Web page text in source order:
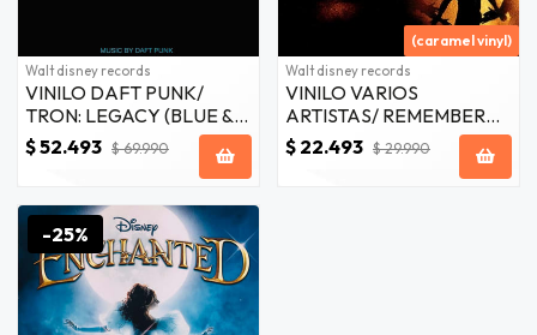
Walt disney records
VINILO DAFT PUNK/
TRON: LEGACY (BLUE &
CLEAR VINYL) 2LP
$ 52.493 $ 69.990
(caramel vinyl)
Walt disney records
VINILO VARIOS
ARTISTAS/ REMEMBER
THE TITANS -
SOUNDTRACK 1LP
$ 22.493 $ 29.990
-25%